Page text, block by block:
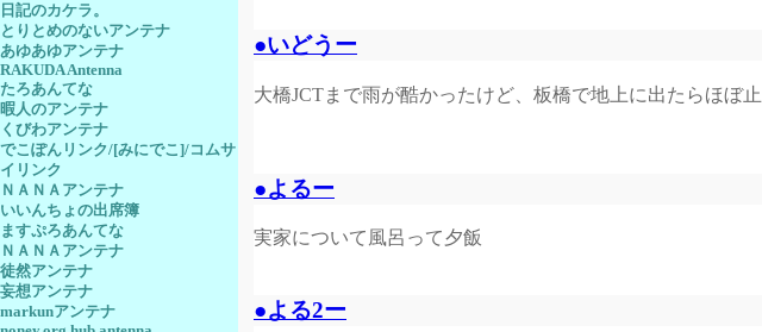
●いどうー
大橋JCTまで雨が酷かったけど、板橋で地上に出たらほぼ
●よるー
実家について風呂って夕飯
●よる2ー
日記のカケラ。
とりとめのないアンテナ
あゆあゆアンテナ
RAKUDA Antenna
たろあんてな
暇人のアンテナ
くびわアンテナ
でこぽんリンク/[みにでこ]/コムサ
イリンク
ＮＡＮＡアンテナ
いいんちょの出席簿
ますぷろあんてな
ＮＡＮＡアンテナ
徒然アンテナ
妄想アンテナ
markunアンテナ